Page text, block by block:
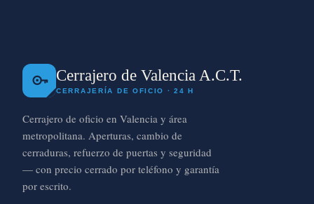
Cerrajero de Valencia A.C.T.
CERRAJERÍA DE OFICIO · 24 H
Cerrajero de oficio en Valencia y área
metropolitana. Aperturas, cambio de
cerraduras, refuerzo de puertas y seguridad
— con precio cerrado por teléfono y garantía
por escrito.